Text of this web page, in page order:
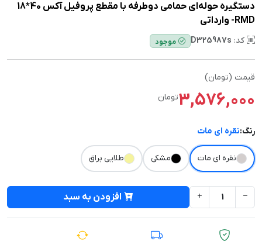
دستگیره حوله‌ای حمامی دوطرفه با مقطع پروفیل آکس 40*18
RMD- وارداتی
کد: D325987s موجود
قیمت (تومان)
3,576,000تومان
رنگ:نقره ای مات
نقره ای مات مشکی طلایی براق
افزودن به سبد